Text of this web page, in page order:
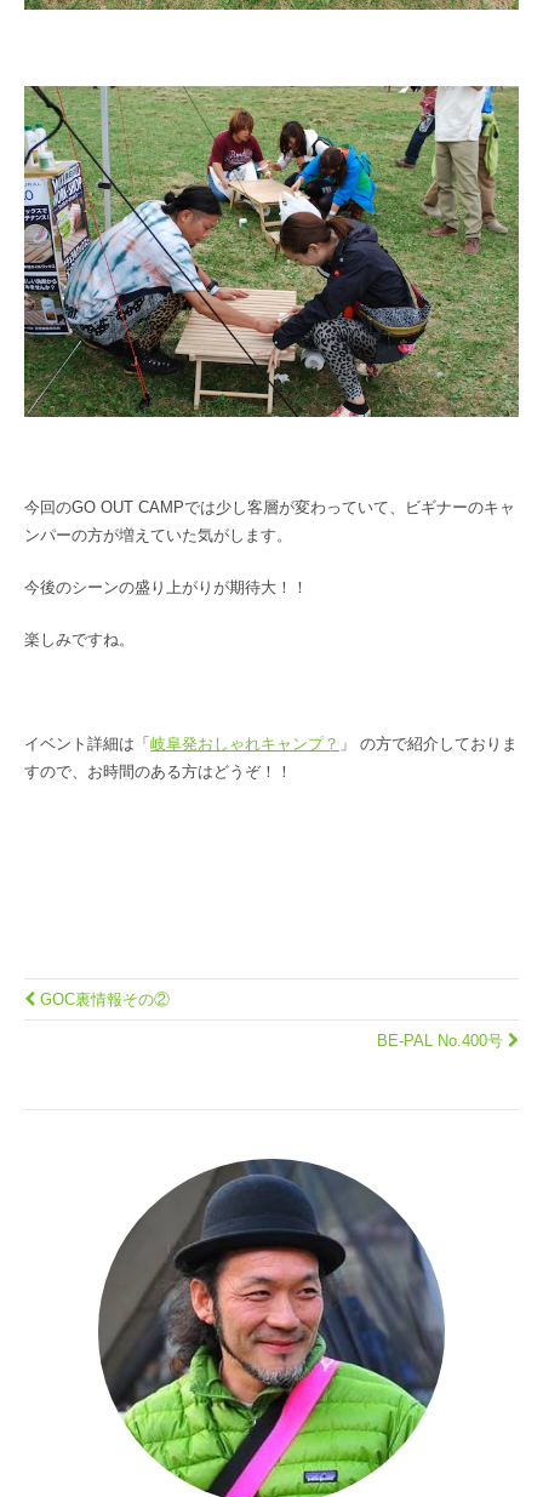
今回のGO OUT CAMPでは少し客層が変わっていて、ビギナーのキャ
ンパーの方が増えていた気がします。
今後のシーンの盛り上がりが期待大！！
楽しみですね。
イベント詳細は「 岐阜発おしゃれキャンプ？ 」 の方で紹介しておりま
すので、お時間のある方はどうぞ！！
GOC裏情報その②
BE-PAL No.400号